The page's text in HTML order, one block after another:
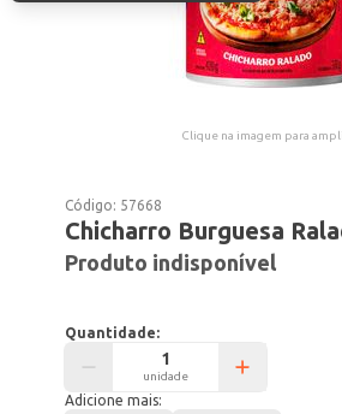
Clique na imagem para
Código: 57668
Chicharro Burguesa
Produto indisponível
Quantidade:
unidade
Adicione mais: